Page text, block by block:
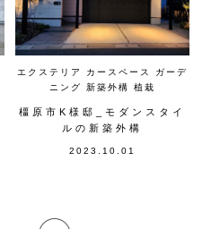
エクステリア カースペース
ガーデ
ニング
新築外構 植栽
2023.10.01
橿原市K様邸_モダンスタイ
ルの新築外構